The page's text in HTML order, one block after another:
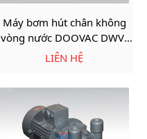
Máy bơm hút chân không
vòng nước DOOVAC DWV-
550-1.5KW
LIÊN HỆ